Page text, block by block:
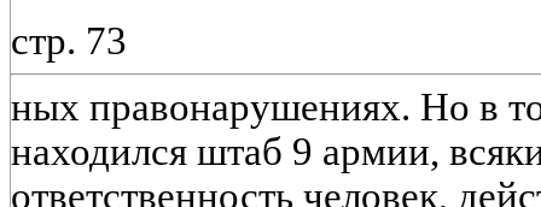
стр. 73
ных правонарушениях. Но в
находился штаб 9 армии,
ответственность человек,